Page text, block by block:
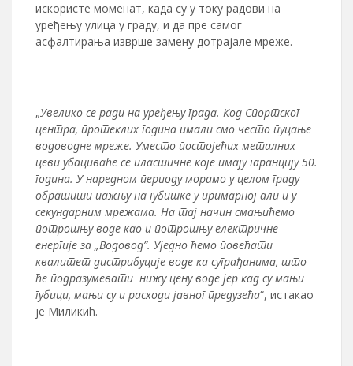
искористе моменат, када су у току радови на
уређењу улица у граду, и да пре самог
асфалтирања изврше замену дотрајале мреже.
„Увелико се ради на уређењу града. Код Спортског
центра, протеклих година имали смо често пуцање
водоводне мреже. Уместо постојећих металних
цеви убациваће се пластичне које имају гаранцију 50.
година. У наредном периоду морамо у целом граду
обратити пажњу на губитке у примарној али и у
секундарним мрежама. На тај начин смањићемо
потрошњу воде као и потрошњу електричне
енергије за „Водовод”. Уједно ћемо повећати
квалитет дистрибуције воде ка суграђанима, што
ће подразумевати нижу цену воде јер кад су мањи
губици, мањи су и расходи јавног предузећа“, истакао
је Миликић.